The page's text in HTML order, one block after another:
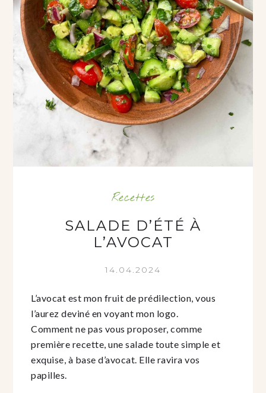
Recettes
SALADE D’ÉTÉ À
L’AVOCAT
14.04.2024
L’avocat est mon fruit de prédilection, vous
l’aurez deviné en voyant mon logo.
Comment ne pas vous proposer, comme
première recette, une salade toute simple et
exquise, à base d’avocat. Elle ravira vos
papilles.